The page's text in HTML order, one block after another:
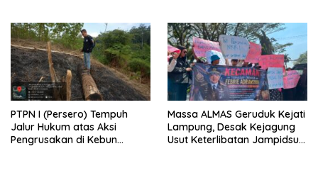
PTPN I (Persero) Tempuh
Jalur Hukum atas Aksi
Pengrusakan di Kebun
Massa ALMAS Geruduk Kejati
Lampung, Desak Kejagung
Usut Keterlibatan Jampidsus